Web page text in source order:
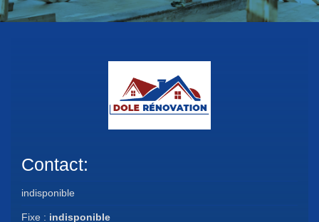
Contact:
indisponible
Fixe : indisponible